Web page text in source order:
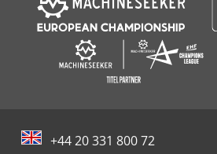
+44 20 331 800 72